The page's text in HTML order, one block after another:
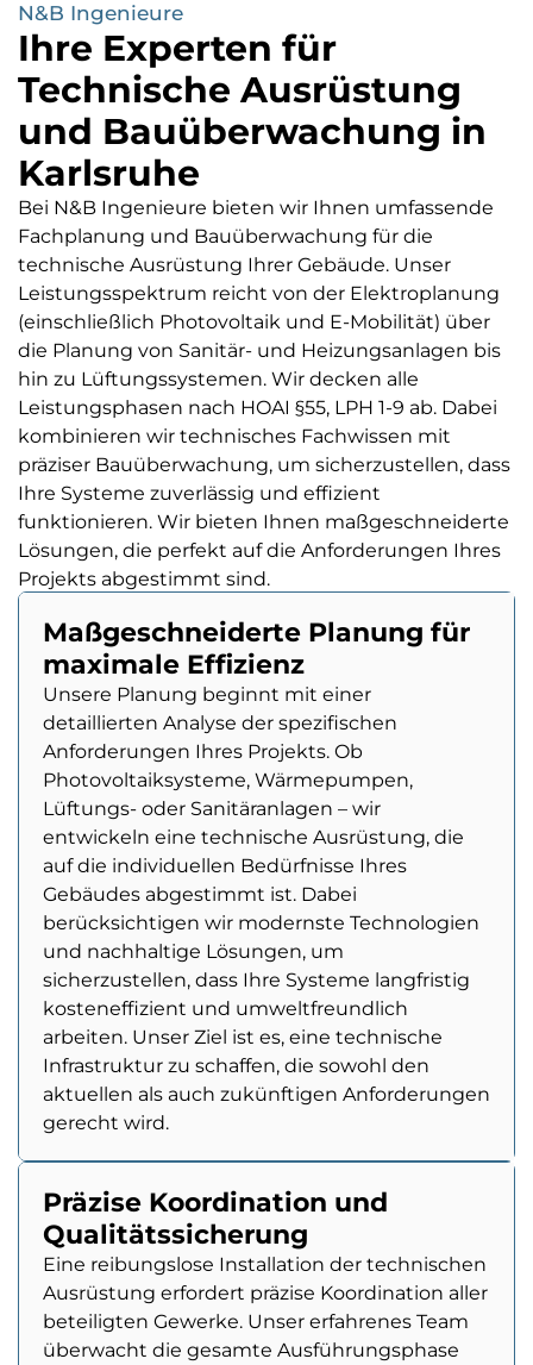
N&B Ingenieure
Ihre Experten für
Technische Ausrüstung
und Bauüberwachung in
Karlsruhe
Bei N&B Ingenieure bieten wir Ihnen umfassende
Fachplanung und Bauüberwachung für die
technische Ausrüstung Ihrer Gebäude. Unser
Leistungsspektrum reicht von der Elektroplanung
(einschließlich Photovoltaik und E-Mobilität) über
die Planung von Sanitär- und Heizungsanlagen bis
hin zu Lüftungssystemen. Wir decken alle
Leistungsphasen nach HOAI §55, LPH 1-9 ab. Dabei
kombinieren wir technisches Fachwissen mit
präziser Bauüberwachung, um sicherzustellen, dass
Ihre Systeme zuverlässig und effizient
funktionieren. Wir bieten Ihnen maßgeschneiderte
Lösungen, die perfekt auf die Anforderungen Ihres
Projekts abgestimmt sind.
Maßgeschneiderte Planung für
maximale Effizienz
Unsere Planung beginnt mit einer
detaillierten Analyse der spezifischen
Anforderungen Ihres Projekts. Ob
Photovoltaiksysteme, Wärmepumpen,
Lüftungs- oder Sanitäranlagen – wir
entwickeln eine technische Ausrüstung, die
auf die individuellen Bedürfnisse Ihres
Gebäudes abgestimmt ist. Dabei
berücksichtigen wir modernste Technologien
und nachhaltige Lösungen, um
sicherzustellen, dass Ihre Systeme langfristig
kosteneffizient und umweltfreundlich
arbeiten. Unser Ziel ist es, eine technische
Infrastruktur zu schaffen, die sowohl den
aktuellen als auch zukünftigen Anforderungen
gerecht wird.
Präzise Koordination und
Qualitätssicherung
Eine reibungslose Installation der technischen
Ausrüstung erfordert präzise Koordination aller
beteiligten Gewerke. Unser erfahrenes Team
überwacht die gesamte Ausführungsphase